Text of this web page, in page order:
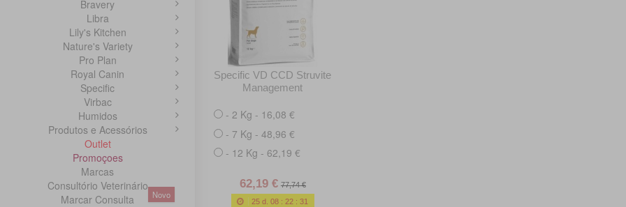
Bravery
Libra
Lily's Kitchen
Nature's Variety
Pro Plan
Royal Canin
Specific
Virbac
Humidos
Produtos e Acessórios
Outlet
Promoçoes
Marcas
Consultório Veterinário
Marcar Consulta
Novo
Specific VD CCD Struvite
Management
- 2 Kg - 16,08 €
- 7 Kg - 48,96 €
- 12 Kg - 62,19 €
62,19 € 77,74 €
25 d. 08 :22 :30